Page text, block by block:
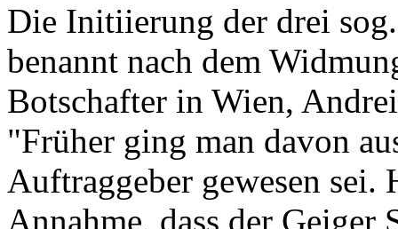
Die Initiierung der drei
benannt nach dem
Botschafter in Wien,
"Früher ging man davon
Auftraggeber gewesen sei.
Annahme, dass der Geiger